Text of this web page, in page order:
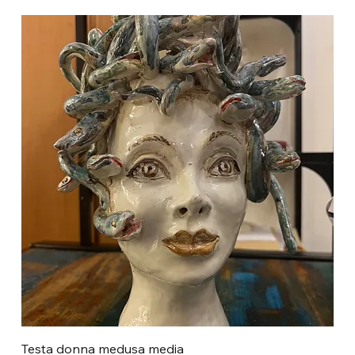
Testa donna medusa media